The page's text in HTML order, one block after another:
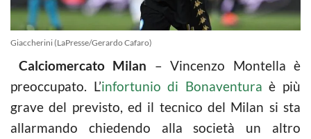
Giaccherini (LaPresse/Gerardo Cafaro)
Calciomercato Milan – Vincenzo Montella è
preoccupato. L’infortunio di Bonaventura è più
grave del previsto, ed il tecnico del Milan si sta
allarmando chiedendo alla società un altro